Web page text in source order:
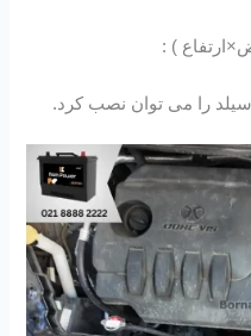
) :
سیلد را می توان نصب کرد.